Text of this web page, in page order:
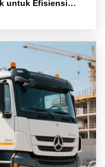
untuk Efisiensi